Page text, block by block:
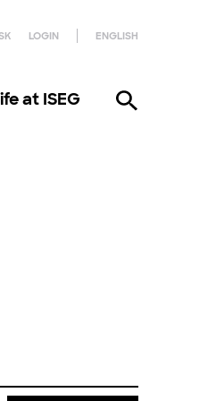
LOGIN ENGLISH
at ISEG